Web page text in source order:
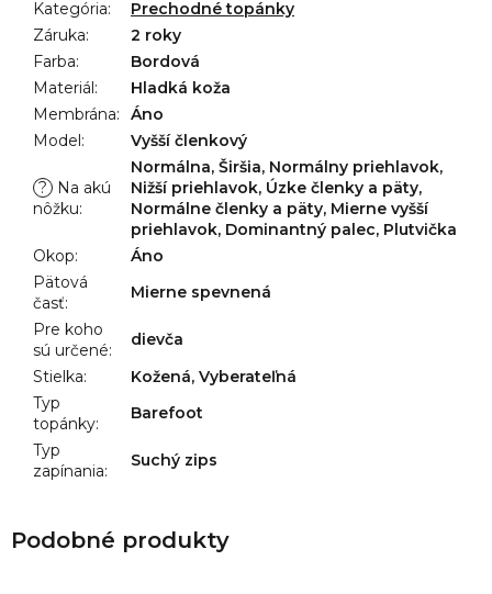
Kategória:
Prechodné topánky
Záruka:
2 roky
Farba:
Bordová
Materiál :
Hladká koža
Membrána:
Áno
Model : Vyšší členkový
?
Na akú
nôžku:
Normálna, Širšia, Normálny priehlavok,
Nižší priehlavok, Úzke členky a päty,
Normálne členky a päty, Mierne vyšší
priehlavok, Dominantný palec, Plutvička
Okop:
Áno
Pätová
časť:
Mierne spevnená
Pre koho
sú určené:
dievča
Stielka:
Kožená, Vyberateľná
Typ
topánky:
Barefoot
Typ
zapínania:
Suchý zips